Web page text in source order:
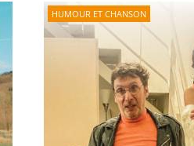
HUMOUR ET CHANSON